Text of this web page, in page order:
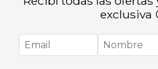
exclusiva